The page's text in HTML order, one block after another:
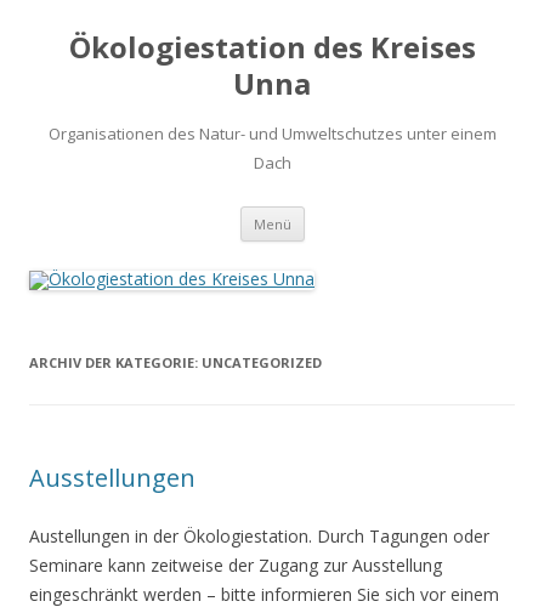
Ökologiestation des Kreises
Unna
Organisationen des Natur- und Umweltschutzes unter einem
Dach
Menü Zum
springen
ARCHIV DER KATEGORIE: UNCATEGORIZED
Ausstellungen
Austellungen in der Ökologiestation. Durch Tagungen oder
Seminare kann zeitweise der Zugang zur Ausstellung
eingeschränkt werden – bitte informieren Sie sich vor einem